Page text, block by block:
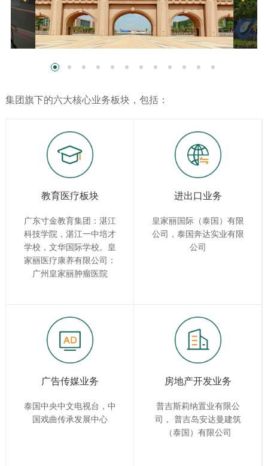
集团旗下的六大核心业务板块，包括：
教育医疗板块
广东寸金教育集团：湛江
科技学院，湛江一中培才
学校，文华国际学校。皇
家丽医疗康养有限公司：
广州皇家丽肿瘤医院
进出口业务
皇家丽国际（泰国）有限
公司，泰国奔达实业有限
公司
广告传媒业务
泰国中央中文电视台，中
国戏曲传承发展中心
房地产开发业务
普吉斯莉纳置业有限公
司， 普吉岛安达曼建筑
（泰国）有限公司